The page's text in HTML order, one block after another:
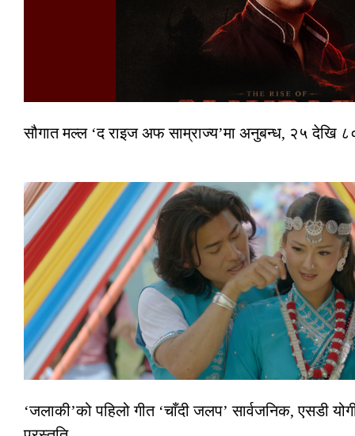
सौगात मल्ल ‘द राइज अफ साम्राज्य’मा अनुबन्ध, २५ देखि
‘जलाकी’को पहिलो गीत ‘चाँदी जलप’ सार्वजनिक, एसडी